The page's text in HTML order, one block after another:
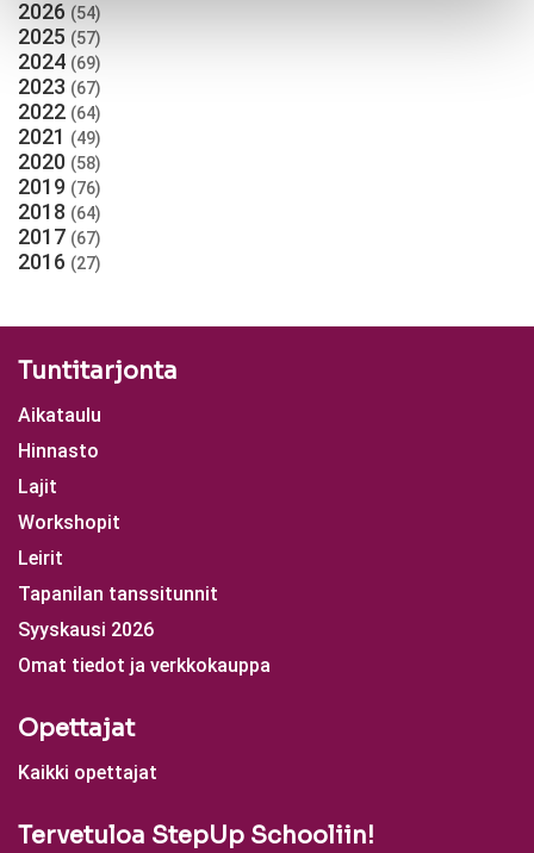
2026 (54)
2025 (57)
2024 (69)
2023 (67)
2022 (64)
2021 (49)
2020 (58)
2019 (76)
2018 (64)
2017 (67)
2016 (27)
Tuntitarjonta
Aikataulu
Hinnasto
Lajit
Workshopit
Leirit
Tapanilan tanssitunnit
Syyskausi 2026
Omat tiedot ja verkkokauppa
Opettajat
Kaikki opettajat
Tervetuloa StepUp Schooliin!